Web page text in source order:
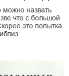
можно назвать
что с большой
это попытка